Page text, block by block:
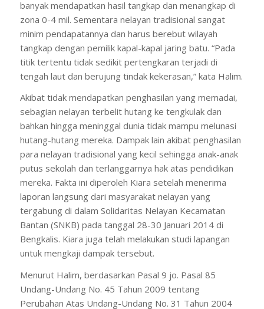
banyak mendapatkan hasil tangkap dan menangkap di
zona 0-4 mil. Sementara nelayan tradisional sangat
minim pendapatannya dan harus berebut wilayah
tangkap dengan pemilik kapal-kapal jaring batu. “Pada
titik tertentu tidak sedikit pertengkaran terjadi di
tengah laut dan berujung tindak kekerasan,” kata Halim.
Akibat tidak mendapatkan penghasilan yang memadai,
sebagian nelayan terbelit hutang ke tengkulak dan
bahkan hingga meninggal dunia tidak mampu melunasi
hutang-hutang mereka. Dampak lain akibat penghasilan
para nelayan tradisional yang kecil sehingga anak-anak
putus sekolah dan terlanggarnya hak atas pendidikan
mereka. Fakta ini diperoleh Kiara setelah menerima
laporan langsung dari masyarakat nelayan yang
tergabung di dalam Solidaritas Nelayan Kecamatan
Bantan (SNKB) pada tanggal 28-30 Januari 2014 di
Bengkalis. Kiara juga telah melakukan studi lapangan
untuk mengkaji dampak tersebut.
Menurut Halim, berdasarkan Pasal 9 jo. Pasal 85
Undang-Undang No. 45 Tahun 2009 tentang
Perubahan Atas Undang-Undang No. 31 Tahun 2004